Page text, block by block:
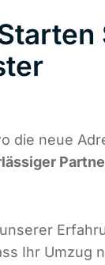
die neue
Ihr Umzug